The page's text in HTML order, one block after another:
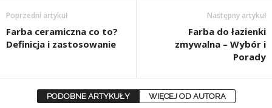
Poprzedni artykuł
Farba ceramiczna co to?
Definicja i zastosowanie
Następny artykuł
Farba do łazienki
zmywalna – Wybór i
Porady
PODOBNE ARTYKUŁY WIĘCEJ OD AUTORA